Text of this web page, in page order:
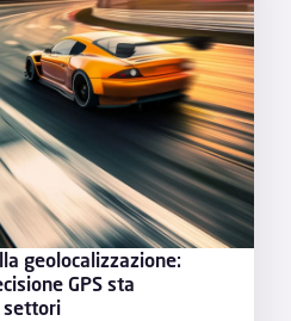
geolocalizzazione:
GPS sta
settori